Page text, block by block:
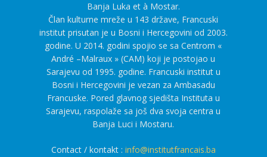
Banja Luka et à Mostar.
Član kulturne mreže u 143 države, Francuski
institut prisutan je u Bosni i Hercegovini od 2003.
godine. U 2014. godini spojio se sa Centrom «
André –Malraux » (CAM) koji je postojao u
Sarajevu od 1995. godine. Francuski institut u
Bosni i Hercegovini je vezan za Ambasadu
Francuske. Pored glavnog sjedišta Instituta u
Sarajevu, raspolaže sa još dva svoja centra u
Banja Luci i Mostaru.
Contact / kontakt : info@institutfrancais.ba